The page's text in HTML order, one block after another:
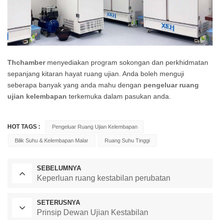
Thchamber menyediakan program sokongan dan perkhidmatan
sepanjang kitaran hayat ruang ujian. Anda boleh menguji
seberapa banyak yang anda mahu dengan pengeluar ruang
ujian kelembapan terkemuka dalam pasukan anda.
HOT TAGS : Pengeluar Ruang Ujian Kelembapan
Bilik Suhu & Kelembapan Malar Ruang Suhu Tinggi
SEBELUMNYA
Keperluan ruang kestabilan perubatan
SETERUSNYA
Prinsip Dewan Ujian Kestabilan